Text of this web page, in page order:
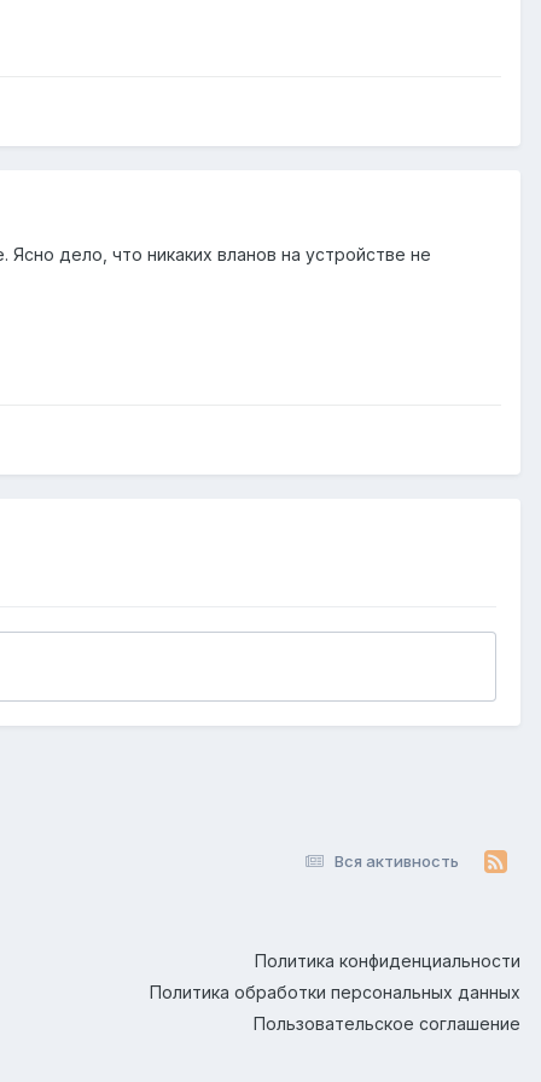
дело, что никаких вланов на устройстве не
Вся активность
Политика конфиденциальности
Политика обработки персональных данных
Пользовательское соглашение